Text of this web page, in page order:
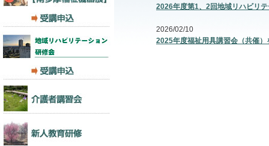
2026年度第1、2回地域リハビリ
2026/02/10
2025年度福祉用具講習会（共催）